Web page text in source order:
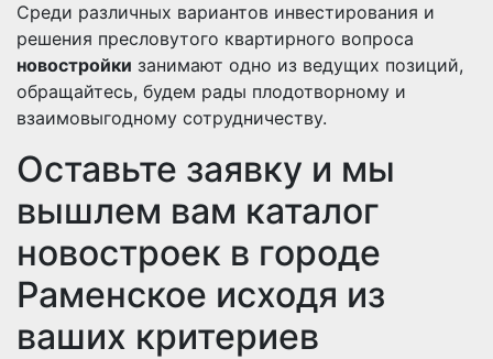
Среди различных вариантов инвестирования и
решения пресловутого квартирного вопроса
новостройки занимают одно из ведущих позиций,
обращайтесь, будем рады плодотворному и
взаимовыгодному сотрудничеству.
Оставьте заявку и мы
вышлем вам каталог
новостроек в городе
Раменское исходя из
ваших критериев